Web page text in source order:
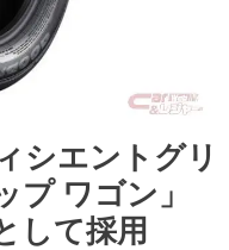
シエントグリ
プ ワゴン」
して採用